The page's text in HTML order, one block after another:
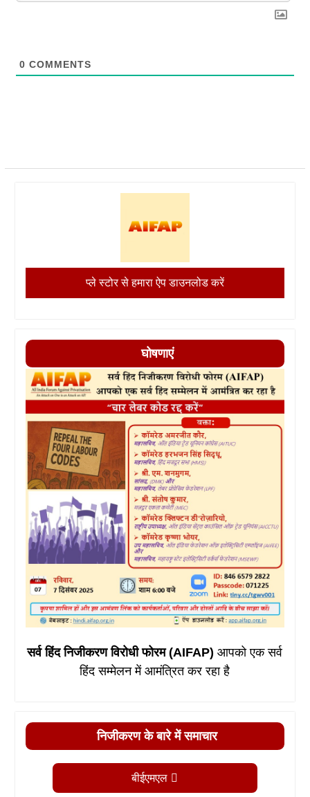
0 COMMENTS
प्ले स्टोर से हमारा ऐप डाउनलोड करें
घोषणाएं
सर्व हिंद निजीकरण विरोधी फोरम (AIFAP)आपको एक सर्व
हिंद सम्मेलन में आमंत्रित कर रहा है
निजीकरण के बारे में समाचार
बीईएमएल